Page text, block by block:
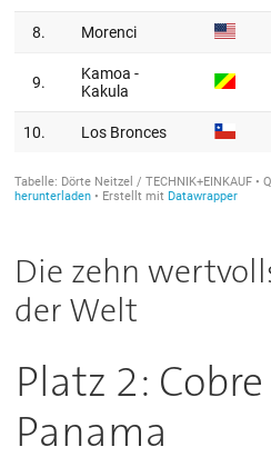
Die zehn
der Welt
Platz 2:
Panama